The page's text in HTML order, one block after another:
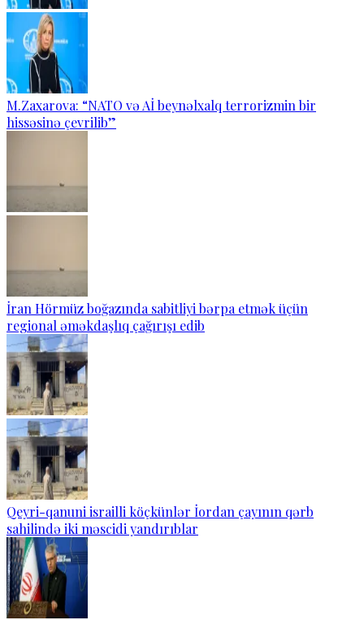
M.Zaxarova: “NATO və Aİ beynəlxalq terrorizmin bir
hissəsinə çevrilib”
İran Hörmüz boğazında sabitliyi bərpa etmək üçün
regional əməkdaşlıq çağırışı edib
Qeyri-qanuni israilli köçkünlər İordan çayının qərb
sahilində iki məscidi yandırıblar